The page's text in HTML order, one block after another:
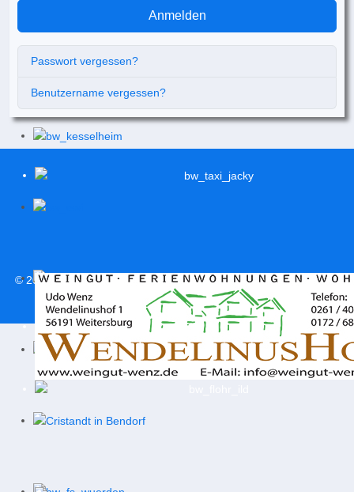
Anmelden
Passwort vergessen?
Benutzername vergessen?
© 2026 svweitersburg.de| Alle Rechte vorbehalten |Impressum|
Datenschutzerklärung